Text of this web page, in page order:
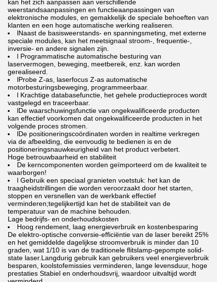
kan het zich aanpassen aan verschillende
weerstandsaanpassingen en functieaanpassingen van
elektronische modules, en gemakkelijk de speciale behoeften van
klanten en een hoge automatische werking realiseren.
lNaast de basisweerstands- en spanningsmeting, met externe
speciale modules, kan het meetsignaal stroom-, frequentie-,
inversie- en andere signalen zijn.
l Programmatische automatische besturing van
laservermogen, beweging, meetbereik, enz. kan worden
gerealiseerd.
lProbe Z-as, laserfocus Z-as automatische
motorbesturingsbeweging, programmeerbaar.
l Krachtige databasefunctie, het gehele productieproces wordt
vastgelegd en traceerbaar.
lDe waarschuwingsfunctie van ongekwalificeerde producten
kan effectief voorkomen dat ongekwalificeerde producten in het
volgende proces stromen.
lDe positioneringscoördinaten worden in realtime verkregen
via de afbeelding, die eenvoudig te bedienen is en de
positioneringsnauwkeurigheid van het product verbetert.
Hoge betrouwbaarheid en stabiliteit
De kerncomponenten worden geïmporteerd om de kwaliteit te
waarborgen!
l Gebruik een speciaal granieten voetstuk: het kan de
traagheidstrillingen die worden veroorzaakt door het starten,
stoppen en versnellen van de werkbank effectief
verminderen;tegelijkertijd kan het de stabiliteit van de
temperatuur van de machine behouden.
Lage bedrijfs- en onderhoudskosten
Hoog rendement, laag energieverbruik en kostenbesparing
De elektro-optische conversie-efficiëntie van de laser bereikt 25%
en het gemiddelde dagelijkse stroomverbruik is minder dan 10
graden, wat 1/10 is van de traditionele flitslamp-gepompte solid-
state laser.Langdurig gebruik kan gebruikers veel energieverbruik
besparen, koolstofemissies verminderen, lange levensduur, hoge
prestaties Stabiel en onderhoudsvrij, waardoor uitvaltijd wordt